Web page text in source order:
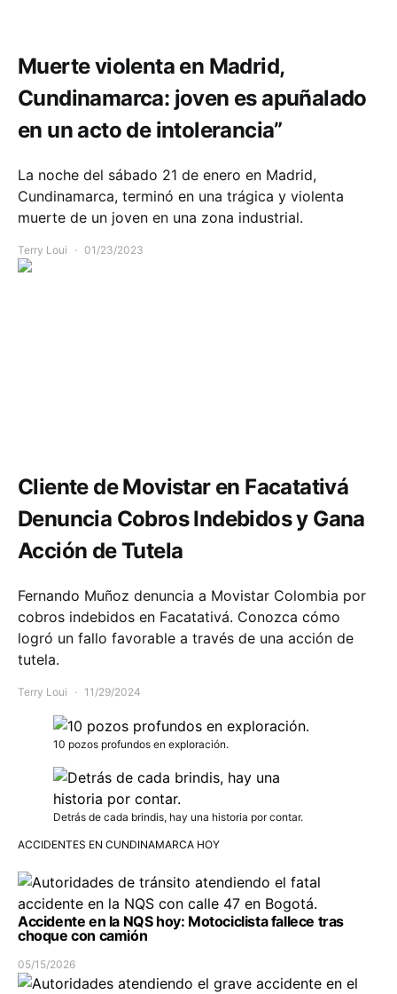
Muerte violenta en Madrid,
Cundinamarca: joven es apuñalado
en un acto de intolerancia”
La noche del sábado 21 de enero en Madrid,
Cundinamarca, terminó en una trágica y violenta
muerte de un joven en una zona industrial.
Terry Loui 01/23/2023
Cliente de Movistar en Facatativá
Denuncia Cobros Indebidos y Gana
Acción de Tutela
Fernando Muñoz denuncia a Movistar Colombia por
cobros indebidos en Facatativá. Conozca cómo
logró un fallo favorable a través de una acción de
tutela.
Terry Loui 11/29/2024
10 pozos profundos en exploración.
Detrás de cada brindis, hay una historia por contar.
ACCIDENTES EN CUNDINAMARCA HOY
Accidente en la NQS hoy: Motociclista fallece tras
choque con camión
05/15/2026